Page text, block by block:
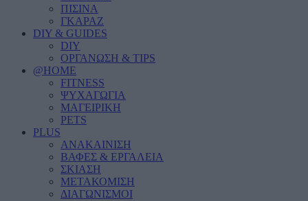
ΠΙΣΙΝΑ
ΓΚΑΡΑΖ
DIY & GUIDES
DIY
ΟΡΓΑΝΩΣΗ & TIPS
@HOME
FITNESS
ΨΥΧΑΓΩΓΙΑ
ΜΑΓΕΙΡΙΚΗ
PETS
PLUS
ΑΝΑΚΑΙΝΙΣΗ
ΒΑΦΕΣ & ΕΡΓΑΛΕΙΑ
ΣΚΙΑΣΗ
ΜΕΤΑΚΟΜΙΣΗ
ΔΙΑΓΩΝΙΣΜΟΙ